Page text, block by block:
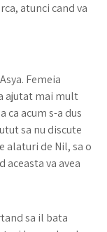
atunci cand va
Femeia
ajutat mai mult
ca acum s-a dus
sa nu discute
alaturi de Nil, sa o
aceasta va avea
sa il bata